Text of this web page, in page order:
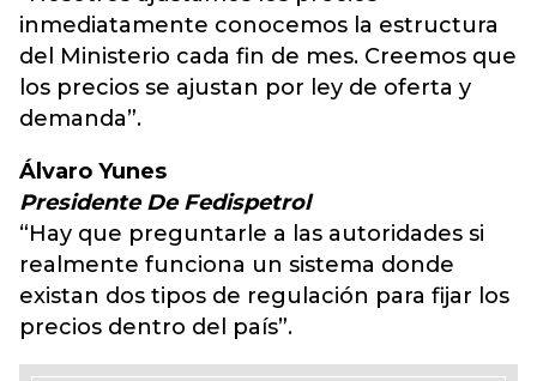
inmediatamente conocemos la estructura
del Ministerio cada fin de mes. Creemos que
los precios se ajustan por ley de oferta y
demanda”.
Álvaro Yunes
Presidente De Fedispetrol
“Hay que preguntarle a las autoridades si
realmente funciona un sistema donde
existan dos tipos de regulación para fijar los
precios dentro del país”.